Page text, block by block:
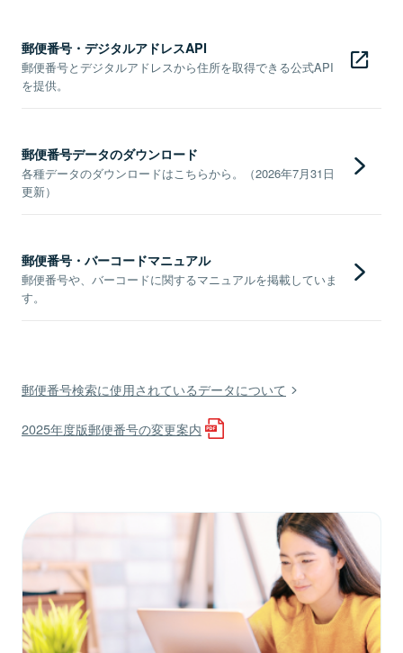
郵便番号・デジタルアドレスAPI
郵便番号とデジタルアドレスから住所を取得できる公式API
を提供。
郵便番号データのダウンロード
各種データのダウンロードはこちらから。（2026年7月31日
更新）
郵便番号・バーコードマニュアル
郵便番号や、バーコードに関するマニュアルを掲載していま
す。
郵便番号検索に使用されているデータについて
2025年度版郵便番号の変更案内